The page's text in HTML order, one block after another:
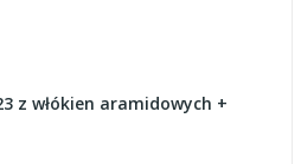
z włókien aramidowych +